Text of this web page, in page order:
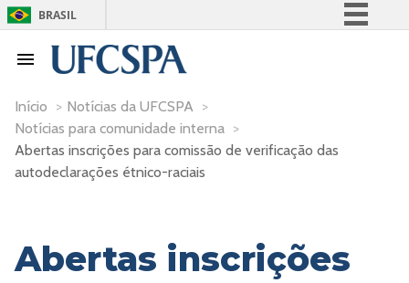
BRASIL
Acesso à informação
Legislação
Início > Notícias da UFCSPA >
Notícias para comunidade interna >
Abertas inscrições para comissão de verificação das
autodeclarações étnico-raciais
Abertas inscrições